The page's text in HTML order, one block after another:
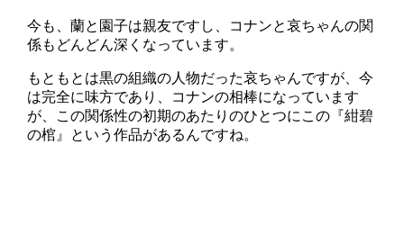
今も、蘭と園子は親友ですし、コナンと哀ちゃんの関
係もどんどん深くなっています。
もともとは黒の組織の人物だった哀ちゃんですが、今
は完全に味方であり、コナンの相棒になっています
が、この関係性の初期のあたりのひとつにこの『紺碧
の棺』という作品があるんですね。